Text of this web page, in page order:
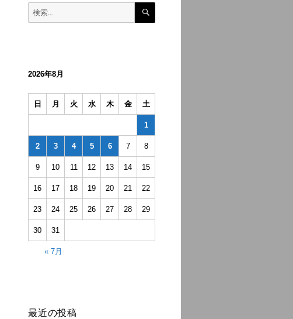
検
検
2026年8月
日 月 火 水 木 金 土
1
2 3 4 5 6 7 8
9 10 11 12 13 14 15
16 17 18 19 20 21 22
23 24 25 26 27 28 29
30 31
« 7月
最近の投稿